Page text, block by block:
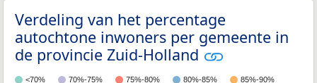
Verdeling van het percentage
autochtone inwoners per gemeente in
de provincie Zuid-Holland
<70% 70%-75% 75%-80% 80%-85%
85%-90%